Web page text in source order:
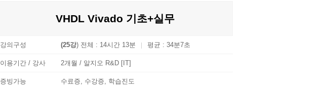
VHDL Vivado 기초+실무
강의구성 (25강) 전체 : 14시간 13분 평균 : 34분7초
이용기간 / 강사 2개월 / 알지오 R&D [IT]
증빙가능 수료증, 수강증, 학습진도